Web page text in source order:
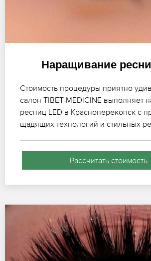
Наращивание
Стоимость процедуры приятно
салон TIBET-MEDICINE выполняет
ресниц LED в Красноперекопск с
щадящих технологий и стильных
Рассчитать стоимость